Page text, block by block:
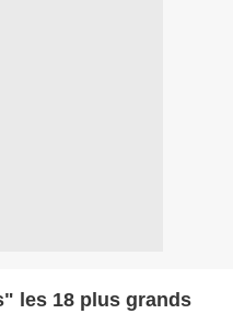
les 18 plus grands